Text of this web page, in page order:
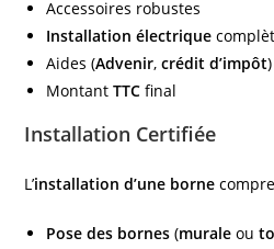
Accessoires robustes
Installation électrique
Aides (Advenir,crédit d’impôt)
MontantTTC final
Installation Certifiée
L’installation d’une borne
Pose des bornes (murale ou